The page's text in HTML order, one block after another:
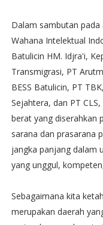
Dalam sambutan pada
Wahana Intelektual
Batulicin HM. Idjra'i,
Transmigrasi, PT
BESS Batulicin, PT
Sejahtera, dan PT
berat yang diserahkan
sarana dan prasarana
jangka panjang dalam
yang unggul,
Sebagaimana kita
merupakan daerah